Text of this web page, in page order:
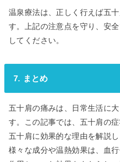
温泉療法は、正しく行えば五
す。上記の注意点を守り、安
してください。
7. まとめ
五十肩の痛みは、日常生活に
す。この記事では、五十肩の
五十肩に効果的な理由を解説
様々な成分や温熱効果は、血